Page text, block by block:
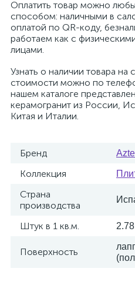
Оплатить товар можно
способом: наличными в
оплатой по QR-коду,
работаем как с
лицами.
Узнать о наличии товара на
стоимости можно по
нашем каталоге
керамогранит из России,
Китая и Италии.
Бренд
Коллекция
Страна
производства
Штук в 1 кв.м. 2.78
Поверхность